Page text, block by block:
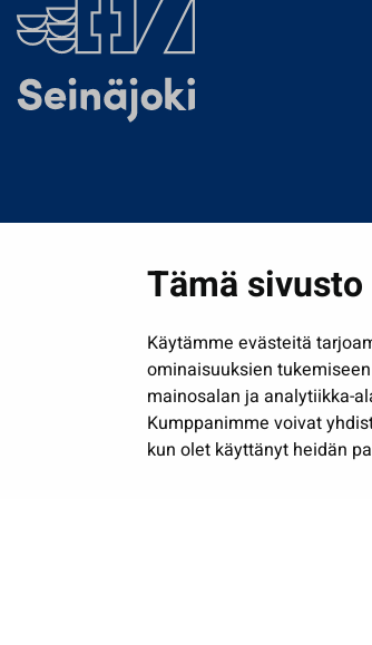
Tämä
Käytämme evästeitä
ominaisuuksien
mainosalan ja analytiikka-
Kumppanimme voivat
kun olet käyttänyt heidän